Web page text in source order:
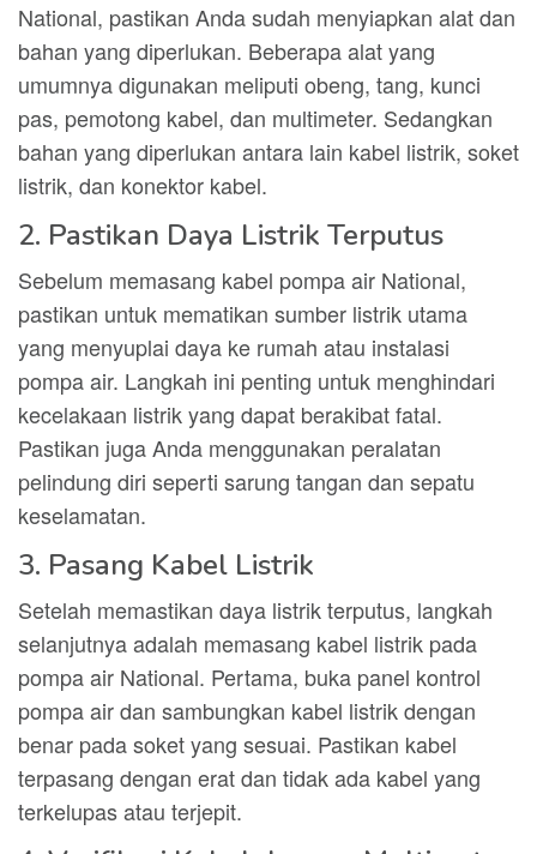
National, pastikan Anda sudah menyiapkan alat dan
bahan yang diperlukan. Beberapa alat yang
umumnya digunakan meliputi obeng, tang, kunci
pas, pemotong kabel, dan multimeter. Sedangkan
bahan yang diperlukan antara lain kabel listrik, soket
listrik, dan konektor kabel.
2. Pastikan Daya Listrik Terputus
Sebelum memasang kabel pompa air National,
pastikan untuk mematikan sumber listrik utama
yang menyuplai daya ke rumah atau instalasi
pompa air. Langkah ini penting untuk menghindari
kecelakaan listrik yang dapat berakibat fatal.
Pastikan juga Anda menggunakan peralatan
pelindung diri seperti sarung tangan dan sepatu
keselamatan.
3. Pasang Kabel Listrik
Setelah memastikan daya listrik terputus, langkah
selanjutnya adalah memasang kabel listrik pada
pompa air National. Pertama, buka panel kontrol
pompa air dan sambungkan kabel listrik dengan
benar pada soket yang sesuai. Pastikan kabel
terpasang dengan erat dan tidak ada kabel yang
terkelupas atau terjepit.